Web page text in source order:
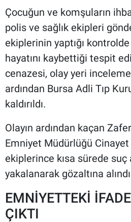
Çocuğun ve komşuların
polis ve sağlık ekipleri
ekiplerinin yaptığı
hayatını kaybettiği tespit
cenazesi, olay yeri inceleme
ardından Bursa Adli Tıp
kaldırıldı.
Olayın ardından kaçan
Emniyet Müdürlüğü
ekiplerince kısa sürede
yakalanarak gözaltına
EMNİYETTEKİ
ÇIKTI